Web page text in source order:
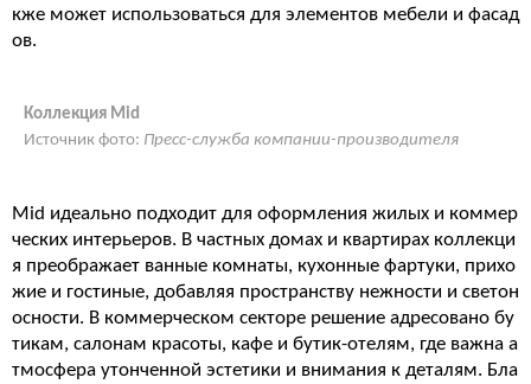
кже может использоваться для элементов мебели и фасад
ов.
Коллекция Mid
Источник фото: Пресс-служба компании-производителя
Mid идеально подходит для оформления жилых и коммер
ческих интерьеров. В частных домах и квартирах коллекци
я преображает ванные комнаты, кухонные фартуки, прихо
жие и гостиные, добавляя пространству нежности и светон
осности. В коммерческом секторе решение адресовано бу
тикам, салонам красоты, кафе и бутик-отелям, где важна а
тмосфера утонченной эстетики и внимания к деталям. Бла